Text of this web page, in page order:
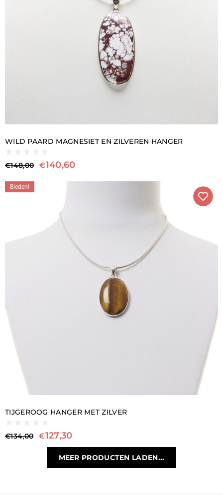
WILD PAARD MAGNESIET EN ZILVEREN HANGER
€148,00 €140,60
Bieden!
TIJGEROOG HANGER MET ZILVER
€134,00 €127,30
MEER PRODUCTEN LADEN...